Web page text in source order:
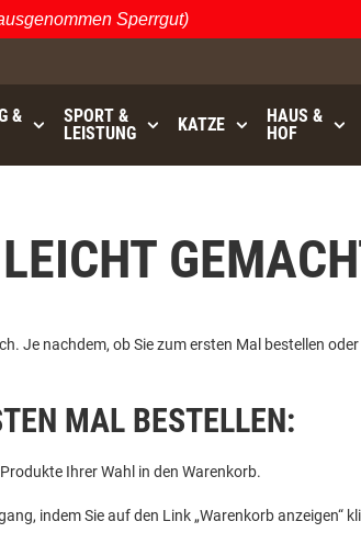
Sperrgut)
&
SPORT &
LEISTUNG
KATZE
HAUS &
HOF
Je nachdem, ob Sie zum ersten Mal bestellen
MAL BESTELLEN:
Ihrer Wahl in den Warenkorb.
indem Sie auf den Link „Warenkorb anzeigen“